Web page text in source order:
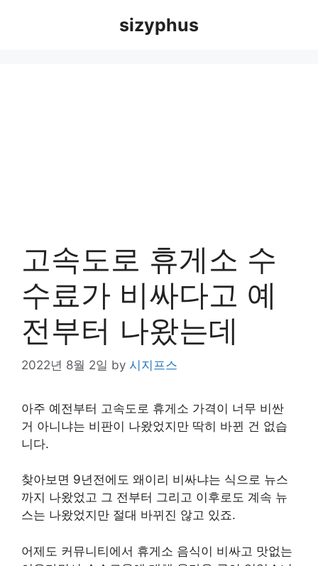
sizyphus
고속도로 휴게소 수
수료가 비싸다고 예
전부터 나왔는데
2022년 8월 2일 by 시지프스
아주 예전부터 고속도로 휴게소 가격이 너무 비싼
거 아니냐는 비판이 나왔었지만 딱히 바뀐 건 없습
니다.
찾아보면 9년전에도 왜이리 비싸냐는 식으로 뉴스
까지 나왔었고 그 전부터 그리고 이후로도 계속 뉴
스는 나왔었지만 절대 바뀌진 않고 있죠.
어제도 커뮤니티에서 휴게소 음식이 비싸고 맛없는